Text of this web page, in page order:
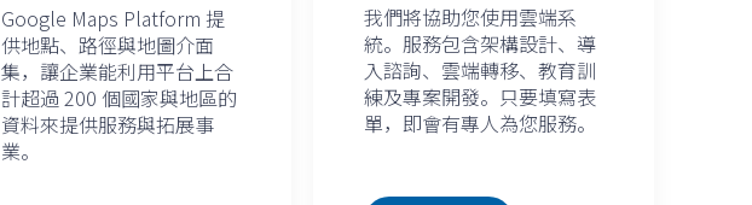
Google Maps Platform 提
供地點、路徑與地圖介面
集，讓企業能利用平台上合
計超過 200 個國家與地區的
資料來提供服務與拓展事
業。
我們將協助您使用雲端系
統。服務包含架構設計、導
入諮詢、雲端轉移、教育訓
練及專案開發。只要填寫表
單，即會有專人為您服務。